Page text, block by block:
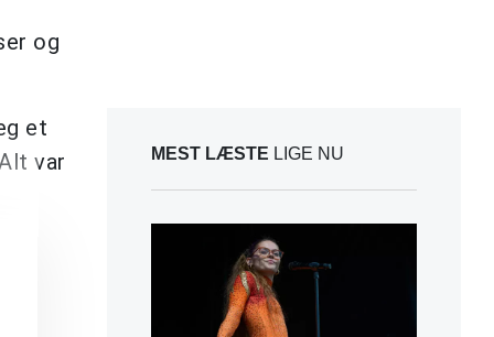
og
et
var
MEST LÆSTE LIGE NU